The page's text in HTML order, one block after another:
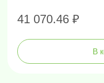
41 070.46 ₽
В